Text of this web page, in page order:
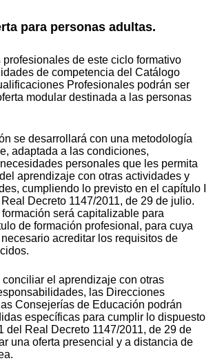
para personas adultas.
profesionales de este ciclo formativo
de competencia del Catálogo
Profesionales podrán ser
modular destinada a las personas
se desarrollará con una metodología
adaptada a las condiciones,
personales que les permita
aprendizaje con otras actividades y
cumpliendo lo previsto en el capítulo I
Decreto 1147/2011, de 29 de julio.
será capitalizable para
de formación profesional, para cuya
acreditar los requisitos de
el aprendizaje con otras
las Direcciones
Consejerías de Educación podrán
específicas para cumplir lo dispuesto
del Real Decreto 1147/2011, de 29 de
una oferta presencial y a distancia de